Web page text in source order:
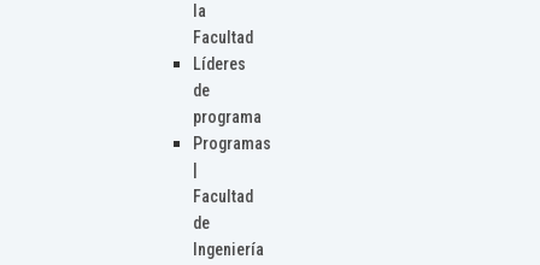
la
Facultad
Líderes
de
programa
Programas
Facultad
de
Ingeniería